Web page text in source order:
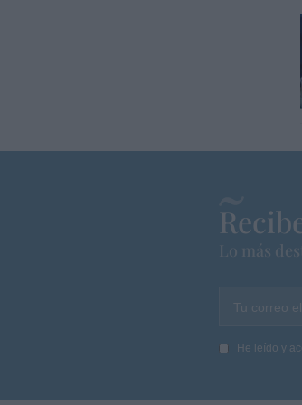
Lo más
Tu correo
He leído y